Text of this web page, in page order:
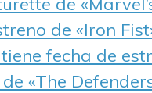
de «Iron
fecha de
«The